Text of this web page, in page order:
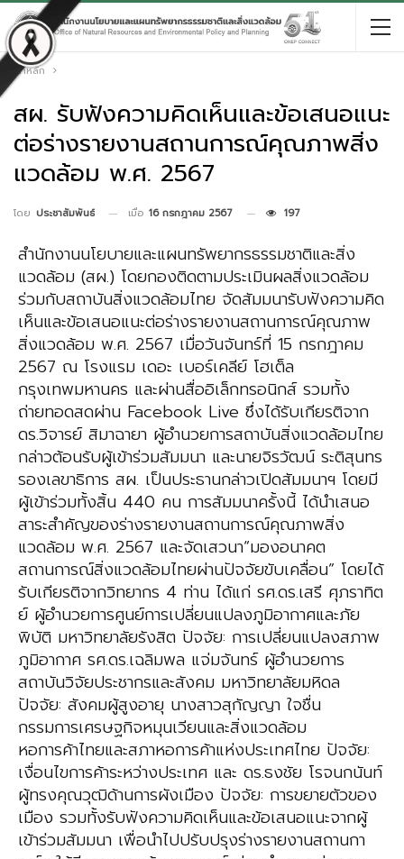
หน้าหลัก
สผ. รับฟังความคิดเห็นและข้อเสนอแนะ
ต่อร่างรายงานสถานการณ์คุณภาพสิ่ง
แวดล้อม พ.ศ. 2567
โดย ประชาสัมพันธ์ เมื่อ 16 กรกฎาคม 2567 197
สำนักงานนโยบายและแผนทรัพยากรธรรมชาติและสิ่ง
แวดล้อม (สผ.) โดยกองติดตามประเมินผลสิ่งแวดล้อม
ร่วมกับสถาบันสิ่งแวดล้อมไทย จัดสัมมนารับฟังความคิด
เห็นและข้อเสนอแนะต่อร่างรายงานสถานการณ์คุณภาพ
สิ่งแวดล้อม พ.ศ. 2567 เมื่อวันจันทร์ที่ 15 กรกฎาคม
2567 ณ โรงแรม เดอะ เบอร์เคลีย์ โฮเต็ล
กรุงเทพมหานคร และผ่านสื่ออิเล็กทรอนิกส์ รวมทั้ง
ถ่ายทอดสดผ่าน Facebook Live ซึ่งได้รับเกียรติจาก
ดร.วิจารย์ สิมาฉายา ผู้อำนวยการสถาบันสิ่งแวดล้อมไทย
กล่าวต้อนรับผู้เข้าร่วมสัมมนา และนายจิรวัฒน์ ระติสุนทร
รองเลขาธิการ สผ. เป็นประธานกล่าวเปิดสัมมนาฯ โดยมี
ผู้เข้าร่วมทั้งสิ้น 440 คน การสัมมนาครั้งนี้ ได้นำเสนอ
สาระสำคัญของร่างรายงานสถานการณ์คุณภาพสิ่ง
แวดล้อม พ.ศ. 2567 และจัดเสวนา“มองอนาคต
สถานการณ์สิ่งแวดล้อมไทยผ่านปัจจัยขับเคลื่อน” โดยได้
รับเกียรติจากวิทยากร 4 ท่าน ได้แก่ รศ.ดร.เสรี ศุภราทิต
ย์ ผู้อำนวยการศูนย์การเปลี่ยนแปลงภูมิอากาศและภัย
พิบัติ มหาวิทยาลัยรังสิต ปัจจัย: การเปลี่ยนแปลงสภาพ
ภูมิอากาศ รศ.ดร.เฉลิมพล แจ่มจันทร์ ผู้อำนวยการ
สถาบันวิจัยประชากรและสังคม มหาวิทยาลัยมหิดล
ปัจจัย: สังคมผู้สูงอายุ นางสาวสุกัญญา ใจชื่น
กรรมการเศรษฐกิจหมุนเวียนและสิ่งแวดล้อม
หอการค้าไทยและสภาหอการค้าแห่งประเทศไทย ปัจจัย:
เงื่อนไขการค้าระหว่างประเทศ และ ดร.ธงชัย โรจนกนันท์
ผู้ทรงคุณวุฒิด้านการผังเมือง ปัจจัย: การขยายตัวของ
เมือง รวมทั้งรับฟังความคิดเห็นและข้อเสนอแนะจากผู้
เข้าร่วมสัมมนา เพื่อนำไปปรับปรุงร่างรายงานสถานกา